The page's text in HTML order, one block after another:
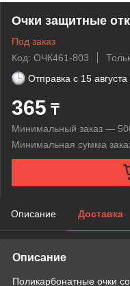
Очки защитные
Под заказ
Код: ОЧК461-803
Отправка с 15
365 ₸
Минимальный заказ —
Минимальная сумма
Описание Доставка
Описание
Поликарбонатные очки